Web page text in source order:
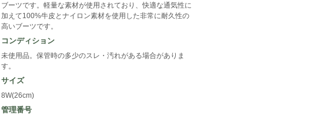
ブーツです。軽量な素材が使用されており、快適な通気性に
加えて100%牛皮とナイロン素材を使用した非常に耐久性の
高いブーツです。
コンディション
未使用品。保管時の多少のスレ・汚れがある場合がありま
す。
サイズ
8W(26cm)
管理番号